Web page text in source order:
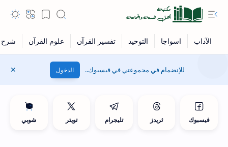
للإنضمام في مجموعتي في فيسبوك.. الدخول
فيسبوك ثريدز تليجرام تويتر شوبي